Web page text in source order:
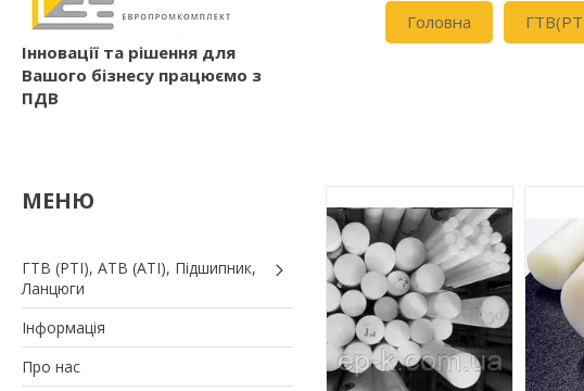
Інновації та рішення для
Вашого бізнесу працюємо з
ПДВ
Головна
ГТВ (РТI), АТВ (АТI), Пiдшипник,
Ланцюги
Iнформація
Про нас